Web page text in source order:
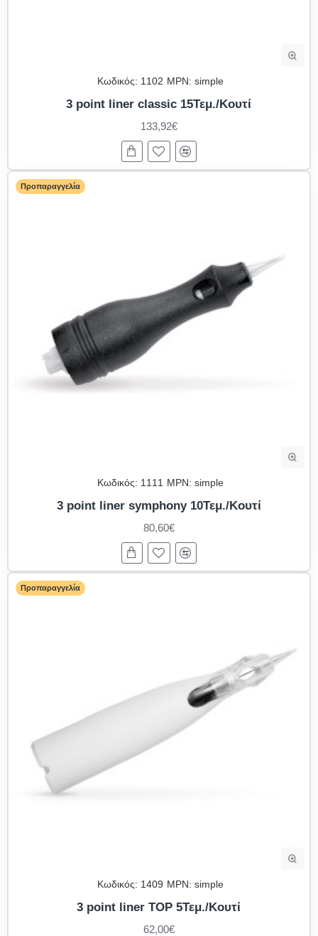
Κωδικός: 1102 MPN: simple
3 point liner classic 15Τεμ./Κουτί
133,92€
Προπαραγγελία
Κωδικός: 1111 MPN: simple
3 point liner symphony 10Τεμ./Κουτί
80,60€
Προπαραγγελία
Κωδικός: 1409 MPN: simple
3 point liner TOP 5Τεμ./Κουτί
62,00€